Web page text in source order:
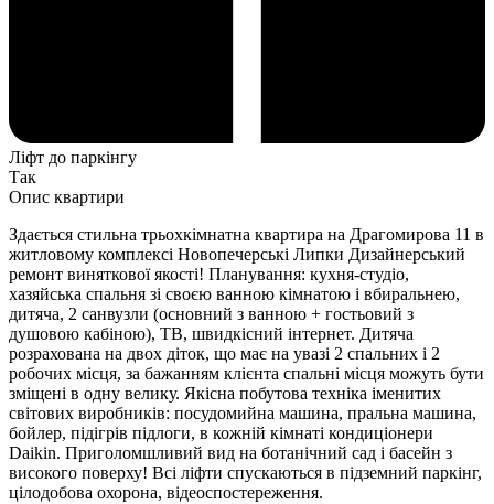
Ліфт до паркінгу
Так
Опис квартири
Здається стильна трьохкімнатна квартира на Драгомирова 11 в
житловому комплексі Новопечерські Липки Дизайнерський
ремонт виняткової якості! Планування: кухня-студіо,
хазяйська спальня зі своєю ванною кімнатою і вбиральнею,
дитяча, 2 санвузли (основний з ванною + гостьовий з
душовою кабіною), ТВ, швидкісний інтернет. Дитяча
розрахована на двох діток, що має на увазі 2 спальних і 2
робочих місця, за бажанням клієнта спальні місця можуть бути
зміщені в одну велику. Якісна побутова техніка іменитих
світових виробників: посудомийна машина, пральна машина,
бойлер, підігрів підлоги, в кожній кімнаті кондиціонери
Daikin. Приголомшливий вид на ботанічний сад і басейн з
високого поверху! Всі ліфти спускаються в підземний паркінг,
цілодобова охорона, відеоспостереження.